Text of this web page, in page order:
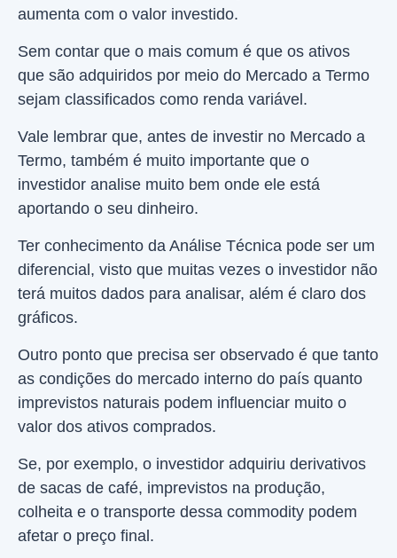
aumenta com o valor investido.
Sem contar que o mais comum é que os ativos
que são adquiridos por meio do Mercado a Termo
sejam classificados como renda variável.
Vale lembrar que, antes de investir no Mercado a
Termo, também é muito importante que o
investidor analise muito bem onde ele está
aportando o seu dinheiro.
Ter conhecimento da Análise Técnica pode ser um
diferencial, visto que muitas vezes o investidor não
terá muitos dados para analisar, além é claro dos
gráficos.
Outro ponto que precisa ser observado é que tanto
as condições do mercado interno do país quanto
imprevistos naturais podem influenciar muito o
valor dos ativos comprados.
Se, por exemplo, o investidor adquiriu derivativos
de sacas de café, imprevistos na produção,
colheita e o transporte dessa commodity podem
afetar o preço final.